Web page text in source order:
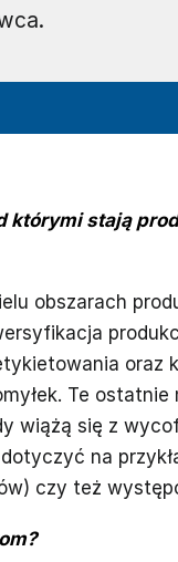
którymi stają
obszarach
oraz
Te
wiążą się z
na
czy też